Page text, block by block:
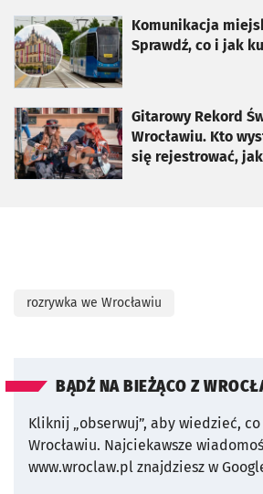
Komunikacja
Sprawdź, co i jak
otworzy się w nowej karcie
Gitarowy Rekord
Wrocławiu. Kto
się rejestrować, jak
otworzy się w nowej karcie
rozrywka we Wrocławiu
BĄDŹ NA BIEŻĄCO Z
Kliknij „obserwuj”, aby wiedzieć,
Wrocławiu. Najciekawsze
www.wroclaw.pl znajdziesz w